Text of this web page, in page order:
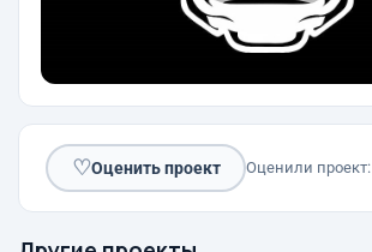
♡Оценить проект Оценили проект: